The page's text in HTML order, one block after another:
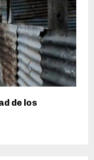
de los